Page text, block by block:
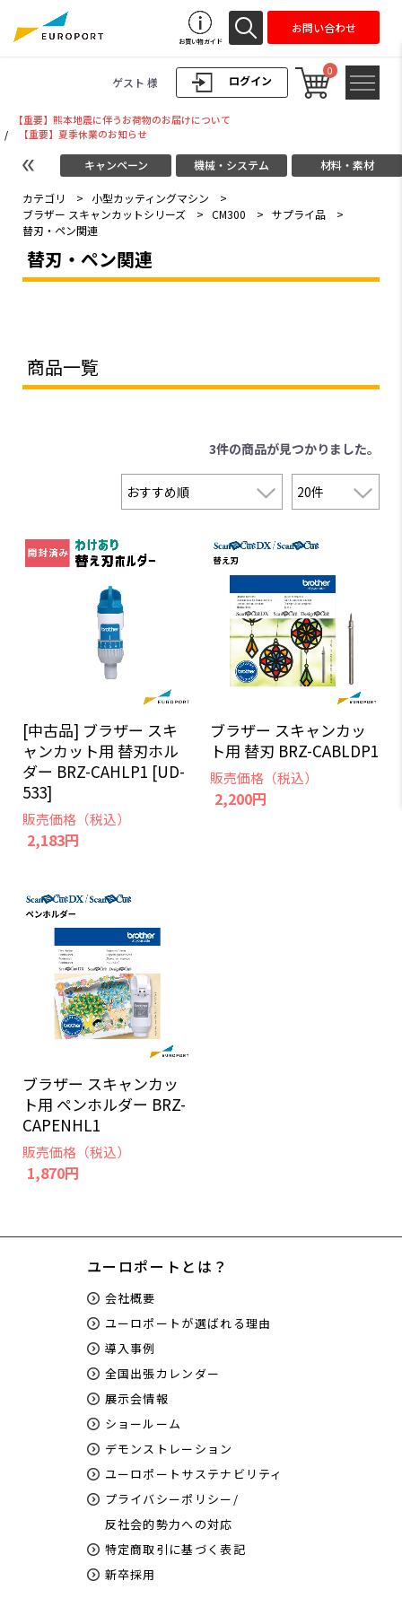
ログイン
ゲスト 様
0
お買い物ガイド
お問い合わせ
【重要】熊本地震に伴うお荷物のお届けについて
/
【重要】夏季休業のお知らせ
キャンペーン 機械・システム 材料・素材
カテゴリ > 小型カッティングマシン
>
ブラザー スキャンカットシリーズ
> CM300 > サプライ品
>
替刃・ペン関連
替刃・ペン関連
商品一覧
3件の商品が見つかりました。
[中古品] ブラザー スキ
ャンカット用 替刃ホル
ダー BRZ-CAHLP1 [UD-
533]
販売価格（税込）
2,183円
ブラザー スキャンカッ
ト用 替刃 BRZ-CABLDP1
販売価格（税込）
2,200円
ブラザー スキャンカッ
ト用 ペンホルダー BRZ-
CAPENHL1
販売価格（税込）
1,870円
ユーロポートとは？
会社概要
ユーロポートが選ばれる理由
導入事例
全国出張カレンダー
展示会情報
ショールーム
デモンストレーション
ユーロポートサステナビリティ
プライバシーポリシー/
反社会的勢力への対応
特定商取引に基づく表記
新卒採用